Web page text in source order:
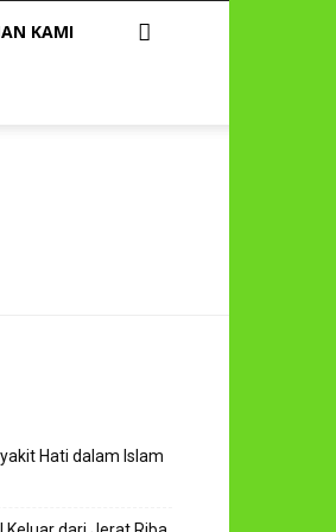
KAMI
Hati dalam Islam